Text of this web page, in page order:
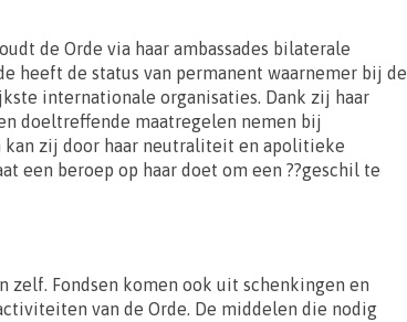
de Orde via haar ambassades bilaterale
heeft de status van permanent waarnemer bij de
internationale organisaties. Dank zij haar
doeltreffende maatregelen nemen bij
kan zij door haar neutraliteit en apolitieke
een beroep op haar doet om een ??geschil te
Fondsen komen ook uit schenkingen en
van de Orde. De middelen die nodig